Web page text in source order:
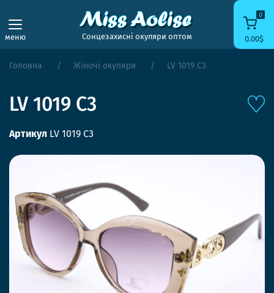
меню Сонцезахисні окуляри оптом
0
0.00$
Головна Жіночі окуляри LV 1019 C3
LV 1019 C3
Артикул LV 1019 C3